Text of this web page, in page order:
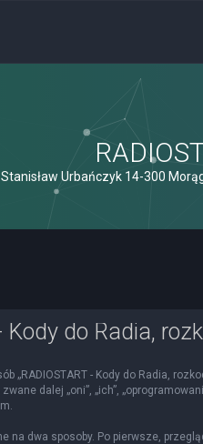
Stanisław Urbańczyk 14-300
Kody do Radia,
„RADIOSTART - Kody do Radia,
dalej „oni”, „ich”,
na dwa sposoby. Po pierwsze,